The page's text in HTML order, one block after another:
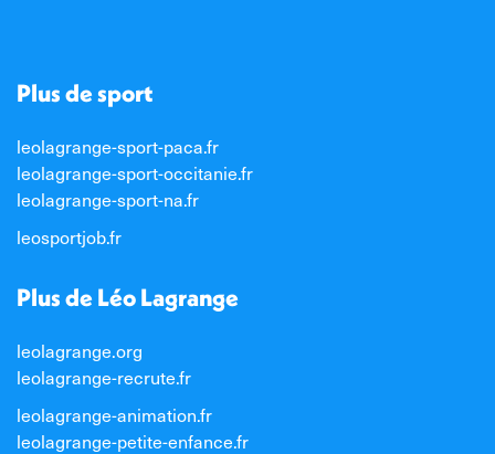
Plus de sport
leolagrange-sport-paca.fr
leolagrange-sport-occitanie.fr
leolagrange-sport-na.fr
leosportjob.fr
Plus de Léo Lagrange
leolagrange.org
leolagrange-recrute.fr
leolagrange-animation.fr
leolagrange-petite-enfance.fr